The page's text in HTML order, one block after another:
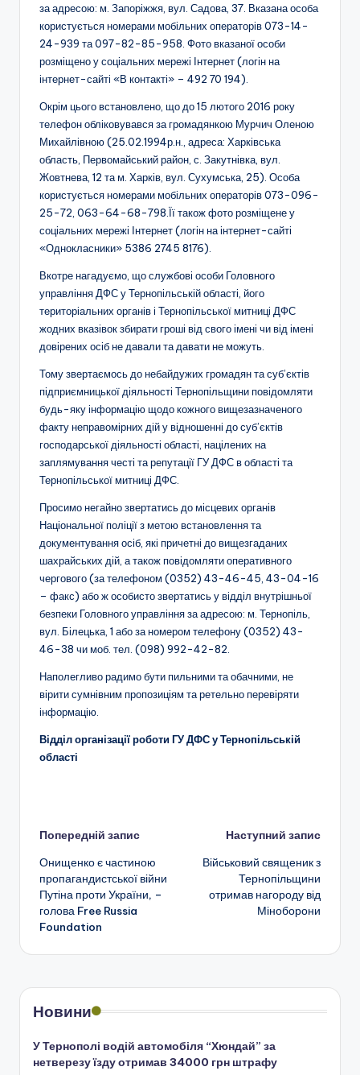
за адресою: м. Запоріжжя, вул. Садова, 37. Вказана особа
користується номерами мобільних операторів 073-14-
24-939 та 097-82-85-958. Фото вказаної особи
розміщено у соціальних мережі Інтернет (логін на
інтернет-сайті «В контакті» – 492 70 194).
Окрім цього встановлено, що до 15 лютого 2016 року
телефон обліковувався за громадянкою Мурчич Оленою
Михайлівною (25.02.1994р.н., адреса: Харківська
область, Первомайський район, с. Закутнівка, вул.
Жовтнева, 12 та м. Харків, вул. Сухумська, 25). Особа
користується номерами мобільних операторів 073-096-
25-72, 063-64-68-798.Її також фото розміщене у
соціальних мережі Інтернет (логін на інтернет-сайті
«Однокласники» 5386 2745 8176).
Вкотре нагадуємо, що службові особи Головного
управління ДФС у Тернопільській області, його
територіальних органів і Тернопільської митниці ДФС
жодних вказівок збирати гроші від свого імені чи від імені
довірених осіб не давали та давати не можуть.
Тому звертаємось до небайдужих громадян та суб’єктів
підприємницької діяльності Тернопільщини повідомляти
будь-яку інформацію щодо кожного вищезазначеного
факту неправомірних дій у відношенні до суб’єктів
господарської діяльності області, націлених на
заплямування честі та репутації ГУ ДФС в області та
Тернопільської митниці ДФС.
Просимо негайно звертатись до місцевих органів
Національної поліції з метою встановлення та
документування осіб, які причетні до вищезгаданих
шахрайських дій, а також повідомляти оперативного
чергового (за телефоном (0352) 43-46-45, 43-04-16
– факс) або ж особисто звертатись у відділ внутрішньої
безпеки Головного управління за адресою: м. Тернопіль,
вул. Білецька, 1 або за номером телефону (0352) 43-
46-38 чи моб. тел. (098) 992-42-82.
Наполегливо радимо бути пильними та обачними, не
вірити сумнівним пропозиціям та ретельно перевіряти
інформацію.
Відділ організації роботи ГУ ДФС у Тернопільській
області
Навігація
по
запису
Попередній запис
Онищенко є частиною
пропагандистської війни
Путіна проти України, –
голова Free Russia
Foundation
Наступний запис
Військовий священик з
Тернопільщини
отримав нагороду від
Міноборони
Новини
У Тернополі водій автомобіля “Хюндай” за
нетверезу їзду отримав 34000 грн штрафу